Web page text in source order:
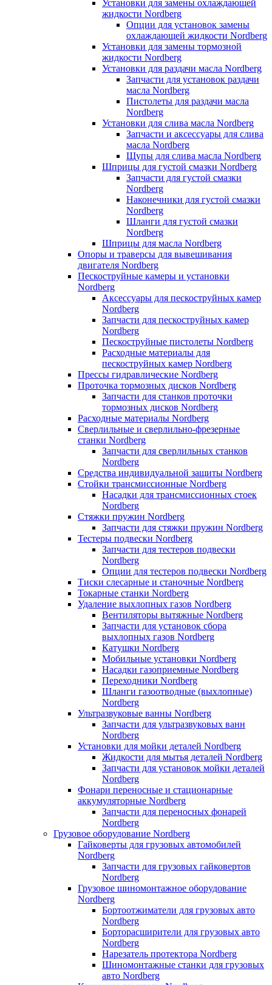
Установки для замены охлаждающей
жидкости Nordberg
Опции для установок замены
охлаждающей жидкости Nordberg
Установки для замены тормозной
жидкости Nordberg
Установки для раздачи масла Nordberg
Запчасти для установок раздачи
масла Nordberg
Пистолеты для раздачи масла
Nordberg
Установки для слива масла Nordberg
Запчасти и аксессуары для слива
масла Nordberg
Щупы для слива масла Nordberg
Шприцы для густой смазки Nordberg
Запчасти для густой смазки
Nordberg
Наконечники для густой смазки
Nordberg
Шланги для густой смазки
Nordberg
Шприцы для масла Nordberg
Опоры и траверсы для вывешивания
двигателя Nordberg
Пескоструйные камеры и установки
Nordberg
Аксессуары для пескоструйных камер
Nordberg
Запчасти для пескоструйных камер
Nordberg
Пескоструйные пистолеты Nordberg
Расходные материалы для
пескоструйных камер Nordberg
Прессы гидравлические Nordberg
Проточка тормозных дисков Nordberg
Запчасти для станков проточки
тормозных дисков Nordberg
Расходные материалы Nordberg
Сверлильные и сверлильно-фрезерные
станки Nordberg
Запчасти для сверлильных станков
Nordberg
Средства индивидуальной защиты Nordberg
Стойки трансмиссионные Nordberg
Насадки для трансмиссионных стоек
Nordberg
Стяжки пружин Nordberg
Запчасти для стяжки пружин Nordberg
Тестеры подвески Nordberg
Запчасти для тестеров подвески
Nordberg
Опции для тестеров подвески Nordberg
Тиски слесарные и станочные Nordberg
Токарные станки Nordberg
Удаление выхлопных газов Nordberg
Вентиляторы вытяжные Nordberg
Запчасти для установок сбора
выхлопных газов Nordberg
Катушки Nordberg
Мобильные установки Nordberg
Насадки газоприемные Nordberg
Переходники Nordberg
Шланги газоотводные (выхлопные)
Nordberg
Ультразвуковые ванны Nordberg
Запчасти для ультразвуковых ванн
Nordberg
Установки для мойки деталей Nordberg
Жидкости для мытья деталей Nordberg
Запчасти для установок мойки деталей
Nordberg
Фонари переносные и стационарные
аккумуляторные Nordberg
Запчасти для переносных фонарей
Nordberg
Грузовое оборудование Nordberg
Гайковерты для грузовых автомобилей
Nordberg
Запчасти для грузовых гайковертов
Nordberg
Грузовое шиномонтажное оборудование
Nordberg
Бортоотжиматели для грузовых авто
Nordberg
Борторасширители для грузовых авто
Nordberg
Нарезатель протектора Nordberg
Шиномонтажные станки для грузовых
авто Nordberg